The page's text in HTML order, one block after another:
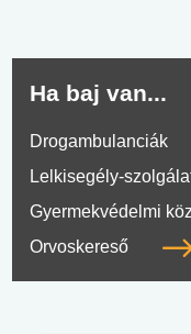
Ha baj van...
Drogambulanciák
Lelkisegély-
Gyermekvédelmi
Orvoskereső